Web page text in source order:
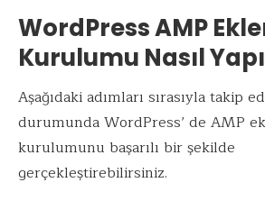
WordPress AMP
Kurulumu Nasıl
Aşağıdaki adımları sırasıyla takip
durumunda WordPress’ de AMP
kurulumunu başarılı bir şekilde
gerçekleştirebilirsiniz.